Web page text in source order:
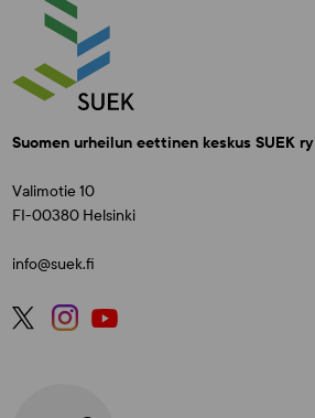
Suomen urheilun eettinen keskus SUEK ry
Valimotie 10
FI-00380 Helsinki
info@suek.fi